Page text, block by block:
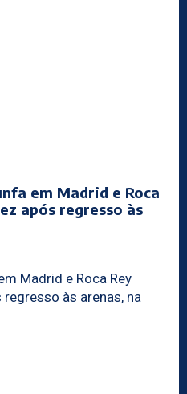
em Madrid e Roca
após regresso às
Madrid e Roca Rey
às arenas, na